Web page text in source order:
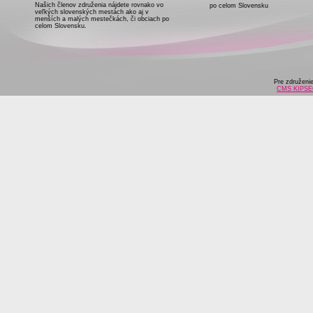
Našich členov združenia nájdete rovnako vo
veľkých slovenských mestách ako aj v
menších a malých mestečkách, či obciach po
celom Slovensku.
po celom Slovensku
Pre
CMS